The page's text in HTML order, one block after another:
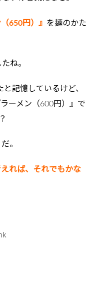
650円）』 を麺のかた
ね。
記憶しているけど、
ーメン（600円）』で
。
れば、それでもかな